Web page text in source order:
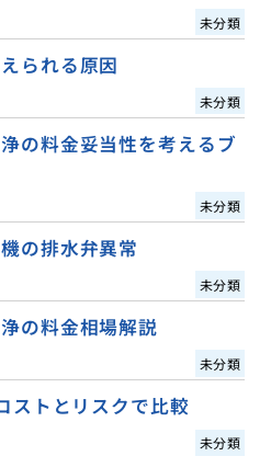
未分類
られる原因
未分類
の料金妥当性を考えるブ
未分類
の排水弁異常
未分類
の料金相場解説
未分類
ストとリスクで比較
未分類